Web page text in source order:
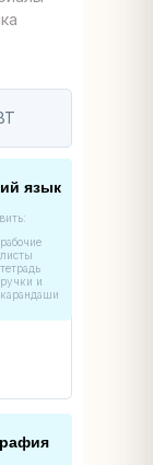
рабочие
листы
тетрадь
ручки и
карандаши
язык